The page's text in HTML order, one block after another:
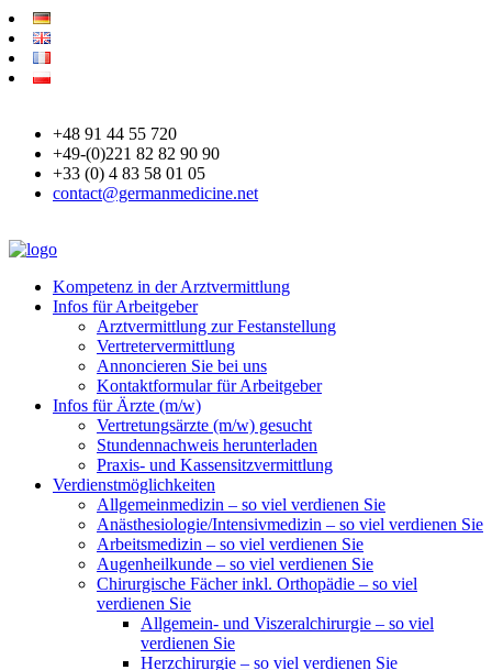
+48 91 44 55 720
+49-(0)221 82 82 90 90
+33 (0) 4 83 58 01 05
contact@germanmedicine.net
Kompetenz in der Arztvermittlung
Infos für Arbeitgeber
Arztvermittlung zur Festanstellung
Vertretervermittlung
Annoncieren Sie bei uns
Kontaktformular für Arbeitgeber
Infos für Ärzte (m/w)
Vertretungsärzte (m/w) gesucht
Stundennachweis herunterladen
Praxis- und Kassensitzvermittlung
Verdienstmöglichkeiten
Allgemeinmedizin – so viel verdienen Sie
Anästhesiologie/Intensivmedizin – so viel verdienen Sie
Arbeitsmedizin – so viel verdienen Sie
Augenheilkunde – so viel verdienen Sie
Chirurgische Fächer inkl. Orthopädie – so viel
verdienen Sie
Allgemein- und Viszeralchirurgie – so viel
verdienen Sie
Herzchirurgie – so viel verdienen Sie